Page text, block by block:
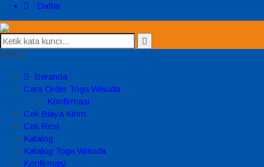
Daftar
MENU
Beranda
Cara Order Toga Wisuda
Konfirmasi
Cek Biaya Kirim
Cek Resi
Katalog
Katalog Toga Wisuda
Konfirmasi